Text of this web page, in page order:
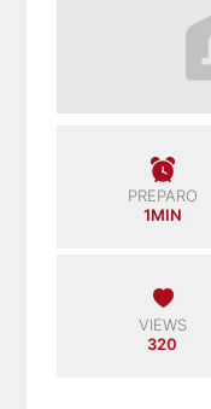
PREPARO
1MIN
VIEWS
320